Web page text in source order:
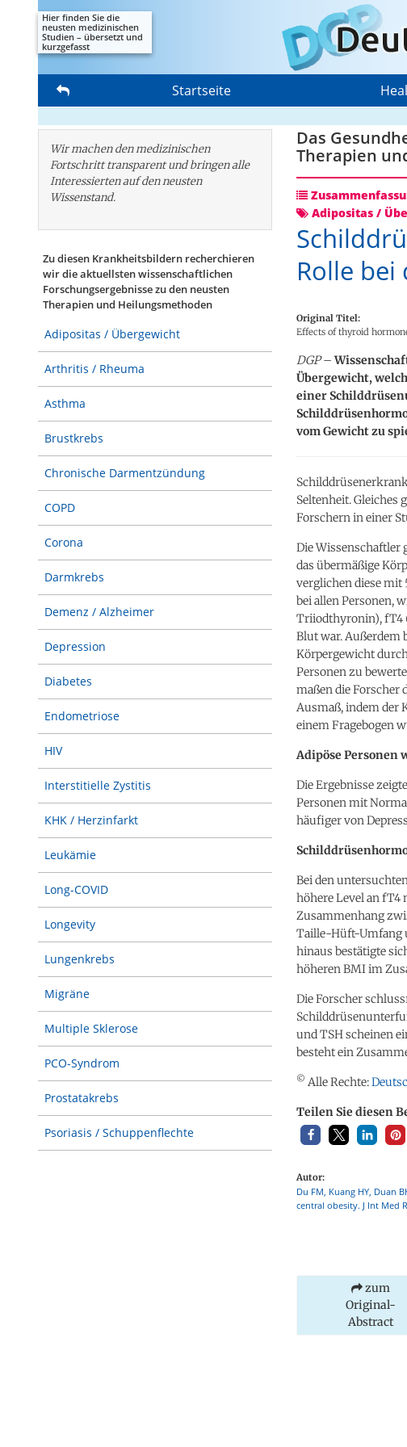
Hier finden Sie die
neusten medizinischen
Studien – übersetzt und
kurzgefasst
Startseite
Wir machen den medizinischen
Fortschritt transparent und bringen alle
Interessierten auf den neusten
Wissenstand.
Zu diesen Krankheitsbildern recherchieren
wir die aktuellsten wissenschaftlichen
Forschungs­ergebnisse zu den neusten
Therapien und Heilungsmethoden
Adipositas / Übergewicht
Arthritis / Rheuma
Asthma
Brustkrebs
Chronische Darmentzündung
COPD
Corona
Darmkrebs
Demenz / Alzheimer
Depression
Diabetes
Endometriose
HIV
Interstitielle Zystitis
KHK / Herzinfarkt
Leukämie
Long-COVID
Longevity
Lungenkrebs
Migräne
Multiple Sklerose
PCO-Syndrom
Prostatakrebs
Psoriasis / Schuppenflechte
Das
Therapien
Adipositas /
Rolle bei
Original Titel:
Effects of thyroid
DGP–
Übergewicht,
einer
vom Gewicht zu
Seltenheit. Gleiches
Forschern in einer
Die Wissenschaftler
das übermäßige
verglichen diese
bei allen Personen,
Triiodthyronin), fT4
Blut war. Außerdem
Körpergewicht
Personen zu
maßen die
Ausmaß, indem der
einem Fragebogen
Adipöse
Die Ergebnisse
Personen mit
häufiger von
Bei den
höhere Level an fT4
Zusammenhang
Taille-Hüft-Umfang
hinaus bestätigte
höheren BMI im
Die Forscher
und TSH scheinen
besteht ein
© Alle Rechte:
Teilen Sie diesen
Autor:
Du FM, Kuang HY, Duan
central obesity. J Int Med
zum
Original-
Abstract